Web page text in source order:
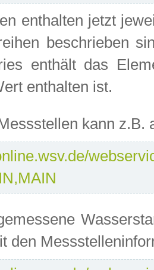
enthalten jetzt
beschrieben
enthält das
enthalten ist.
kann
den